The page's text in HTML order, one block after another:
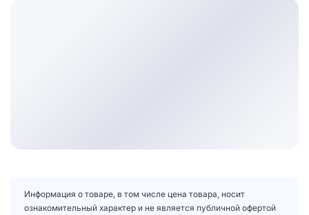
Информация о товаре, в том числе цена товара, носит
ознакомительный характер и не является публичной офертой